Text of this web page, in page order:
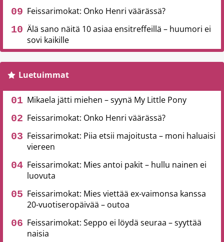
Feissarimokat: Onko Henri väärässä?
Älä sano näitä 10 asiaa ensitreffeillä – huumori ei
sovi kaikille
Luetuimmat
Mikaela jätti miehen – syynä My Little Pony
Feissarimokat: Onko Henri väärässä?
Feissarimokat: Piia etsii majoitusta – moni haluaisi
viereen
Feissarimokat: Mies antoi pakit – hullu nainen ei
luovuta
Feissarimokat: Mies viettää ex-vaimonsa kanssa
20-vuotiseropäivää – outoa
Feissarimokat: Seppo ei löydä seuraa – syyttää
naisia